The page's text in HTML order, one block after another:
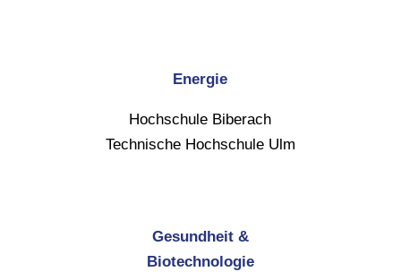
Energie
Hochschule Biberach
Technische Hochschule Ulm
Gesundheit &
Biotechnologie